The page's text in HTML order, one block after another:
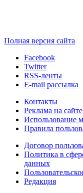
Полная версия сайта
Facebook
Twitter
RSS-ленты
E-mail рассылка
Контакты
Реклама на сайте
Использование
Правила
Договор
Политика в
данных
Редакция